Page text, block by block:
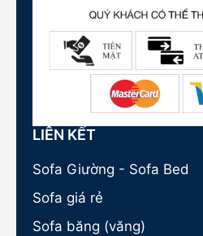
LIÊN KẾT
Sofa Giường - Sofa Bed
Sofa giá rẻ
Sofa băng (văng)